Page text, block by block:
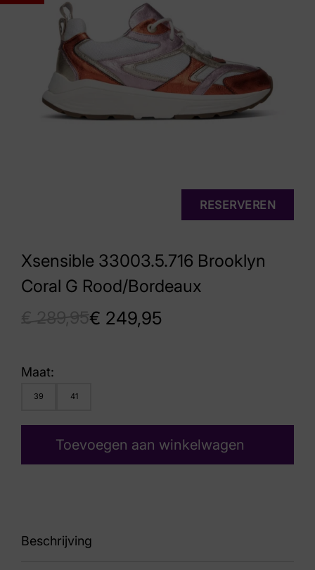
Xsensible 33003.5.716 Brooklyn
Coral G Rood/Bordeaux
€ 249,95
RESERVEREN
Maat:
39 41
Toevoegen aan winkelwagen
Beschrijving